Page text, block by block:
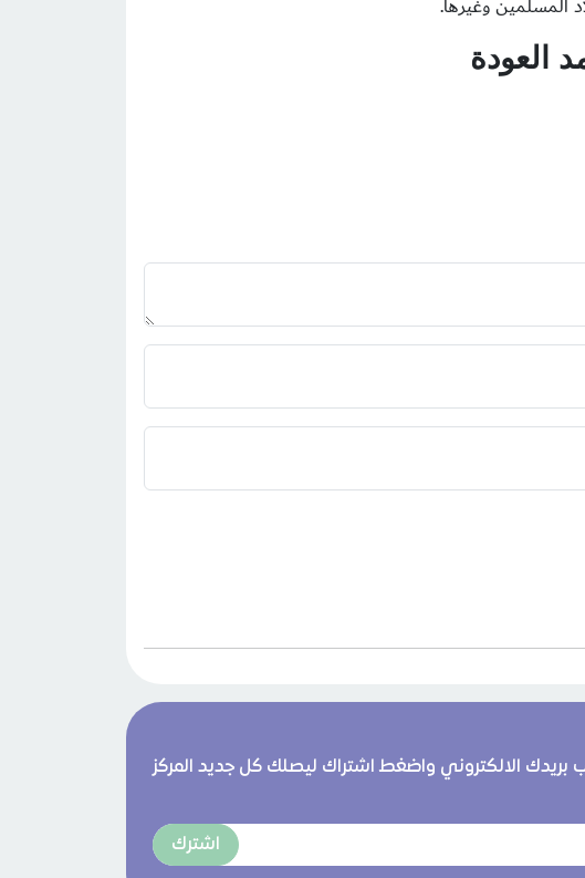
المسلمين وغيرها.
العودة
بريدك الالكتروني واضغط اشتراك ليصلك كل جديد المركز
اشترك